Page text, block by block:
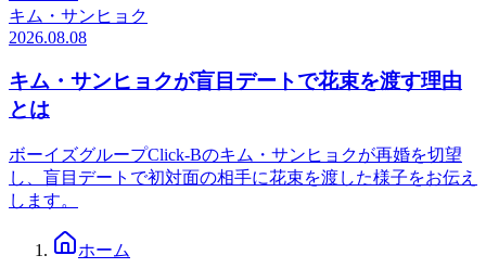
キム・サンヒョク
2026.08.08
キム・サンヒョクが盲目デートで花束を渡す理由
とは
ボーイズグループClick-Bのキム・サンヒョクが再婚を切望
し、盲目デートで初対面の相手に花束を渡した様子をお伝え
します。
ホーム